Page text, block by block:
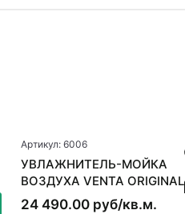
Артикул: 6006
УВЛАЖНИТЕЛЬ-МОЙКА
ВОЗДУХА VENTA ORIGINAL
LW15, БЕЛЫЙ
24 490.00 руб/кв.м.